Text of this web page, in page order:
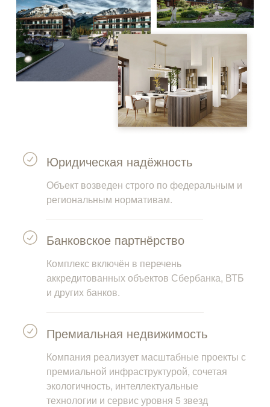
Компания реализует масштабные проекты с
премиальной инфраструктурой, сочетая
экологичность, интеллектуальные
технологии и сервис уровня 5 звезд
Премиальная недвижимость
Комплекс включён в перечень
аккредитованных объектов Сбербанка, ВТБ
и других банков.
Банковское партнёрство
Объект возведен строго по федеральным и
региональным нормативам.
Юридическая надёжность